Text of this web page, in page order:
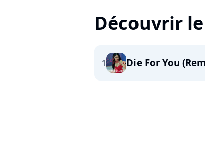
Découvrir
1 Die For You